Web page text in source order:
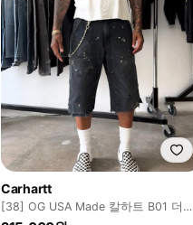
Carhartt
[38] OG USA Made 칼하트 B01 더블
니 쇼츠